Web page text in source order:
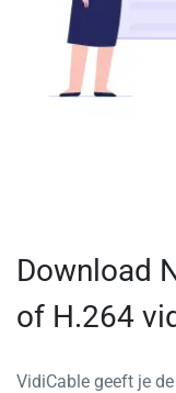
Download
of H.264
VidiCable geeft je